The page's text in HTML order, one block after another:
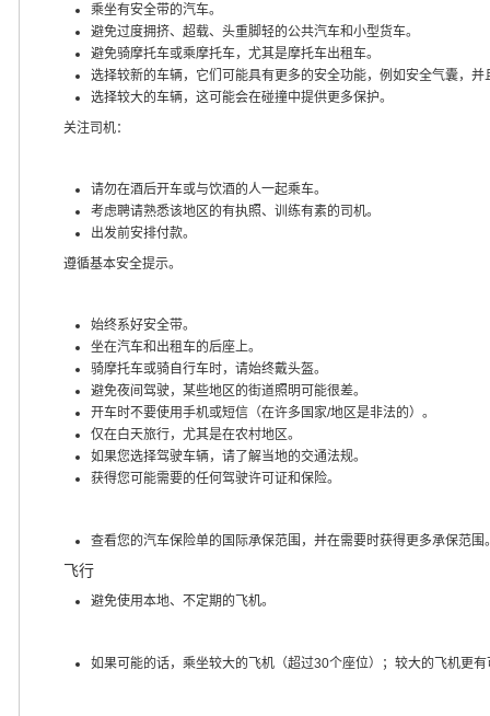
乘坐有安全带的汽车。
避免过度拥挤、超载、头重脚轻的公共汽车和小型货车。
避免骑摩托车或乘摩托车，尤其是摩托车出租车。
选择较新的车辆，它们可能具有更多的安全功能，例如安全气囊，并
选择较大的车辆，这可能会在碰撞中提供更多保护。
关注司机：
请勿在酒后开车或与饮酒的人一起乘车。
考虑聘请熟悉该地区的有执照、训练有素的司机。
出发前安排付款。
遵循基本安全提示。
始终系好安全带。
坐在汽车和出租车的后座上。
骑摩托车或骑自行车时，请始终戴头盔。
避免夜间驾驶，某些地区的街道照明可能很差。
开车时不要使用手机或短信（在许多国家/地区是非法的）。
仅在白天旅行，尤其是在农村地区。
如果您选择驾驶车辆，请了解当地的交通法规。
获得您可能需要的任何驾驶许可证和保险。
查看您的汽车保险单的国际承保范围，并在需要时获得更多承保范围
飞行
避免使用本地、不定期的飞机。
如果可能的话，乘坐较大的飞机（超过30个座位）；较大的飞机更